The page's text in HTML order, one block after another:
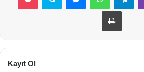
Yazdır
Kayıt Ol